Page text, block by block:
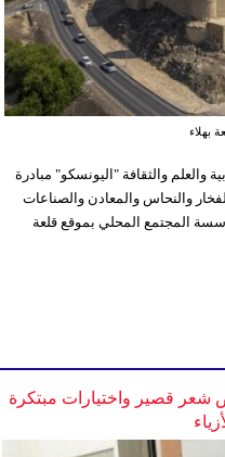
بهلاء
والعلم والثقافة "اليونسكو" مبادرة
والنحاس والمعادن والصناعات
المجتمع المحلي بموقع قلعة
شعر قصير واختيارات مبتكرة